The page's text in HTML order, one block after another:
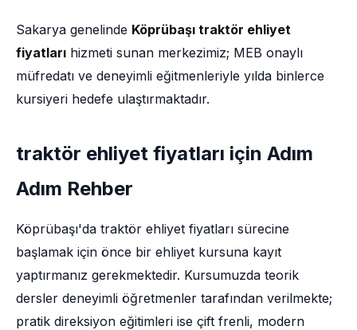
Sakarya genelinde Köprübaşı traktör ehliyet
fiyatları hizmeti sunan merkezimiz; MEB onaylı
müfredatı ve deneyimli eğitmenleriyle yılda binlerce
kursiyeri hedefe ulaştırmaktadır.
traktör ehliyet fiyatları için Adım
Adım Rehber
Köprübaşı'da traktör ehliyet fiyatları sürecine
başlamak için önce bir ehliyet kursuna kayıt
yaptırmanız gerekmektedir. Kursumuzda teorik
dersler deneyimli öğretmenler tarafından verilmekte;
pratik direksiyon eğitimleri ise çift frenli, modern